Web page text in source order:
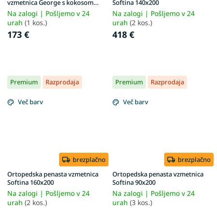
vzmetnica George s kokosom
160x200 cm
Na zalogi | Pošljemo v 24
urah (1 kos.)
173 €
Softina 140x200
Na zalogi | Pošljemo v 24
urah (2 kos.)
418 €
Premium Razprodaja
Več barv
brezplačno
Ortopedska penasta vzmetnica
Softina 160x200
Na zalogi | Pošljemo v 24
urah (2 kos.)
Premium Razprodaja
Več barv
brezplačno
Ortopedska penasta vzmetnica
Softina 90x200
Na zalogi | Pošljemo v 24
urah (3 kos.)